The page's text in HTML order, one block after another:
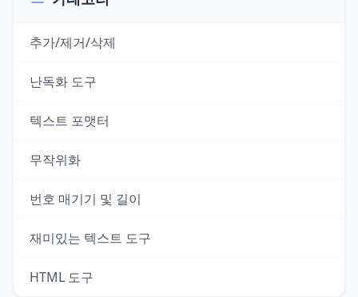
추가/제거/삭제
난독화 도구
텍스트 포맷터
무작위화
번호 매기기 및 길이
재미있는 텍스트 도구
HTML 도구